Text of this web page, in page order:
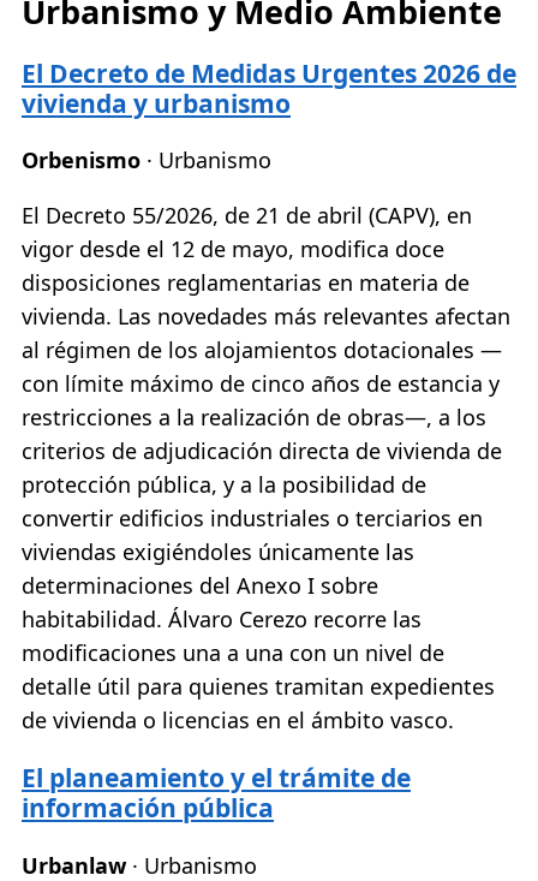
Urbanismo y Medio Ambiente
El Decreto de Medidas Urgentes 2026 de
vivienda y urbanismo
Orbenismo · Urbanismo
El Decreto 55/2026, de 21 de abril (CAPV), en
vigor desde el 12 de mayo, modifica doce
disposiciones reglamentarias en materia de
vivienda. Las novedades más relevantes afectan
al régimen de los alojamientos dotacionales —
con límite máximo de cinco años de estancia y
restricciones a la realización de obras—, a los
criterios de adjudicación directa de vivienda de
protección pública, y a la posibilidad de
convertir edificios industriales o terciarios en
viviendas exigiéndoles únicamente las
determinaciones del Anexo I sobre
habitabilidad. Álvaro Cerezo recorre las
modificaciones una a una con un nivel de
detalle útil para quienes tramitan expedientes
de vivienda o licencias en el ámbito vasco.
El planeamiento y el trámite de
información pública
Urbanlaw· Urbanismo